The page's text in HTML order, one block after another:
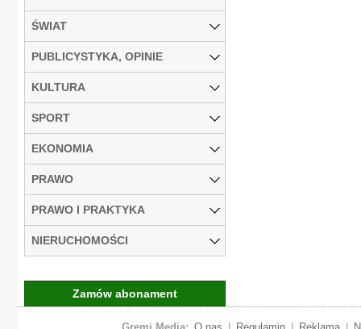
ŚWIAT
PUBLICYSTYKA, OPINIE
KULTURA
SPORT
EKONOMIA
PRAWO
PRAWO I PRAKTYKA
NIERUCHOMOŚCI
Zamów abonament